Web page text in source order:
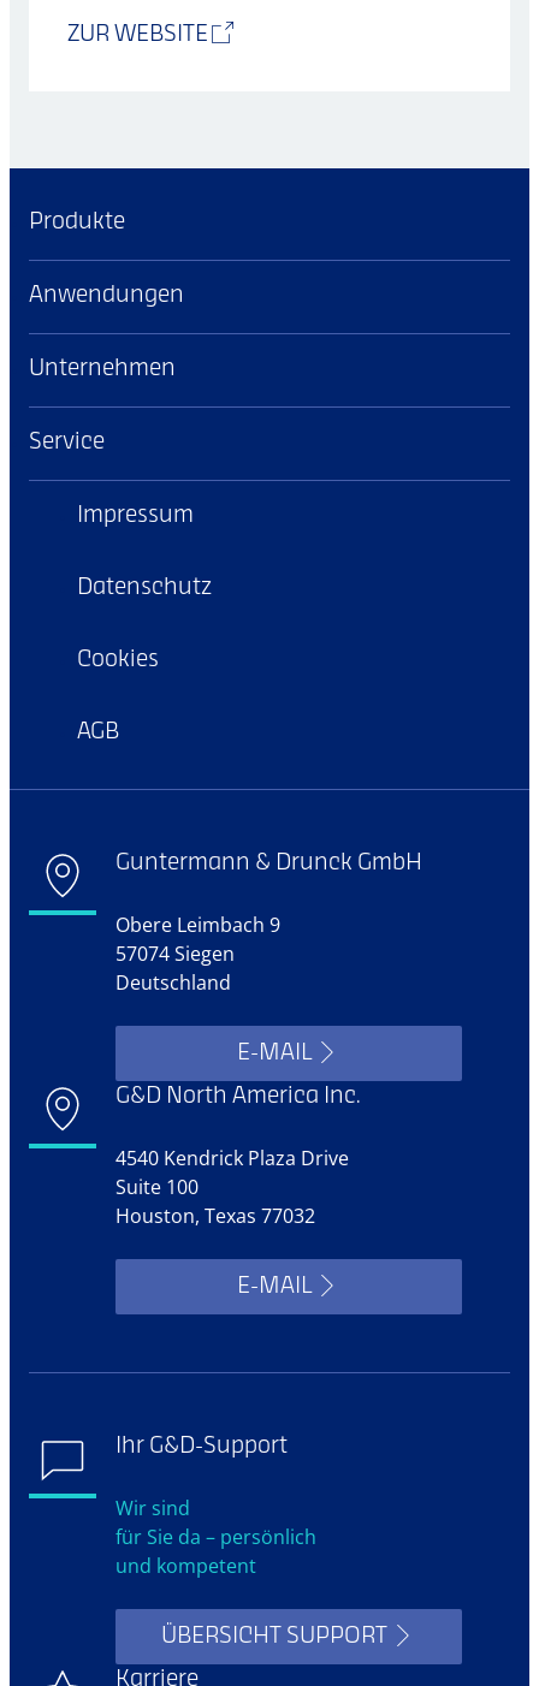
ZUR WEBSITE
Produkte
Anwendungen
Unternehmen
Service
Impressum
Datenschutz
Cookies
AGB
Guntermann & Drunck GmbH
Obere Leimbach 9
57074 Siegen
Deutschland
E-MAIL
G&D North America Inc.
4540 Kendrick Plaza Drive
Suite 100
Houston, Texas 77032
E-MAIL
Ihr G&D-Support
Wir sind
für Sie da – persönlich
und kompetent
ÜBERSICHT SUPPORT
Karriere